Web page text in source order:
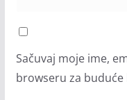
Sačuvaj moje ime,
browseru za